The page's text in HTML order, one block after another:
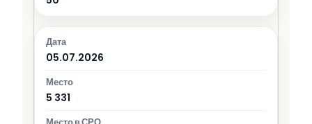
05.07.2026
5 331